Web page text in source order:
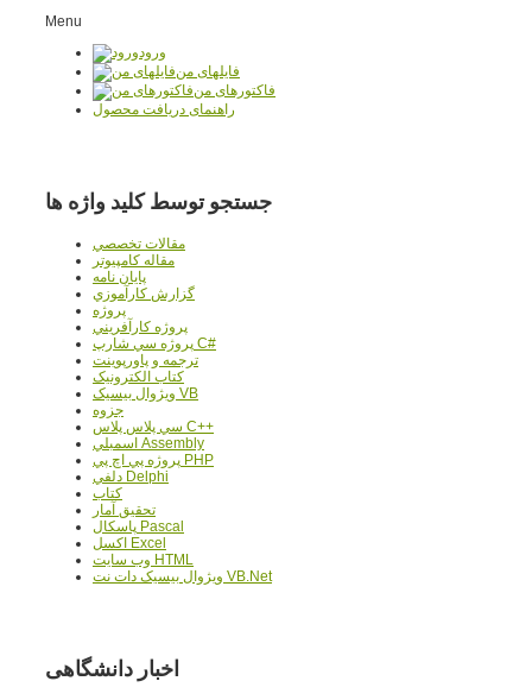
Menu
ورود
فایلهای من
فاکتورهای من
راهنمای دریافت محصول
جستجو توسط کلید واژه ها
مقالات تخصصي
مقاله کامپیوتر
پایان نامه
گزارش کارآموزي
پروژه
پروژه کارآفريني
پروژه سي شارپ C#
ترجمه و پاورپوينت
کتاب الکترونيک
ويژوال بيسيک VB
جزوه
سي پلاس پلاس C++
اسمبلي Assembly
پروژه پي اچ پي PHP
دلفي Delphi
کتاب
تحقيق آمار
پاسکال Pascal
اکسل Excel
وب سايت HTML
ويژوال بيسيک دات نت VB.Net
اخبار دانشگاهی